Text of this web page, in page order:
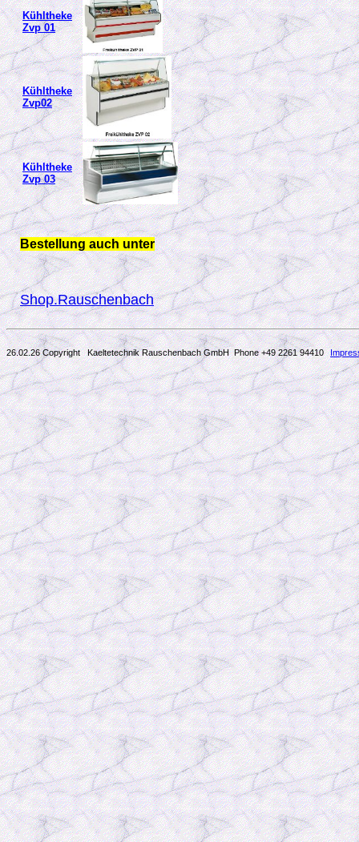
Kühltheke
Zvp 01
Kühltheke
Zvp02
Kühltheke
Zvp 03
Bestellung auch unter
Shop.Rauschenbach
26.02.26 Copyright Kaeltetechnik Rauschenbach GmbHPhone +49 2261 94410